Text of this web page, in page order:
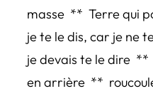
masse ** Terre qui
je te le dis, car je ne
je devais te le dire **
en arrière **